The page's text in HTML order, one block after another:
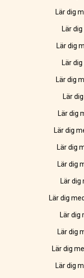
Lär dig
Lär
Lär dig
Lär
Lär dig
Lär
Lär dig
Lär dig
Lär dig
Lär dig
Lär dig
Lär dig
Lär dig
Lär dig
Lär dig
Lär dig